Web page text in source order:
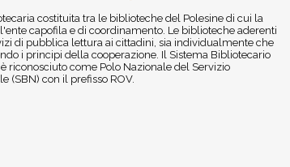
costituita tra le biblioteche del Polesine di cui la
capofila e di coordinamento. Le biblioteche aderenti
di pubblica lettura ai cittadini, sia individualmente che
i principi della cooperazione. Il Sistema Bibliotecario
riconosciuto come Polo Nazionale del Servizio
(SBN) con il prefisso ROV.